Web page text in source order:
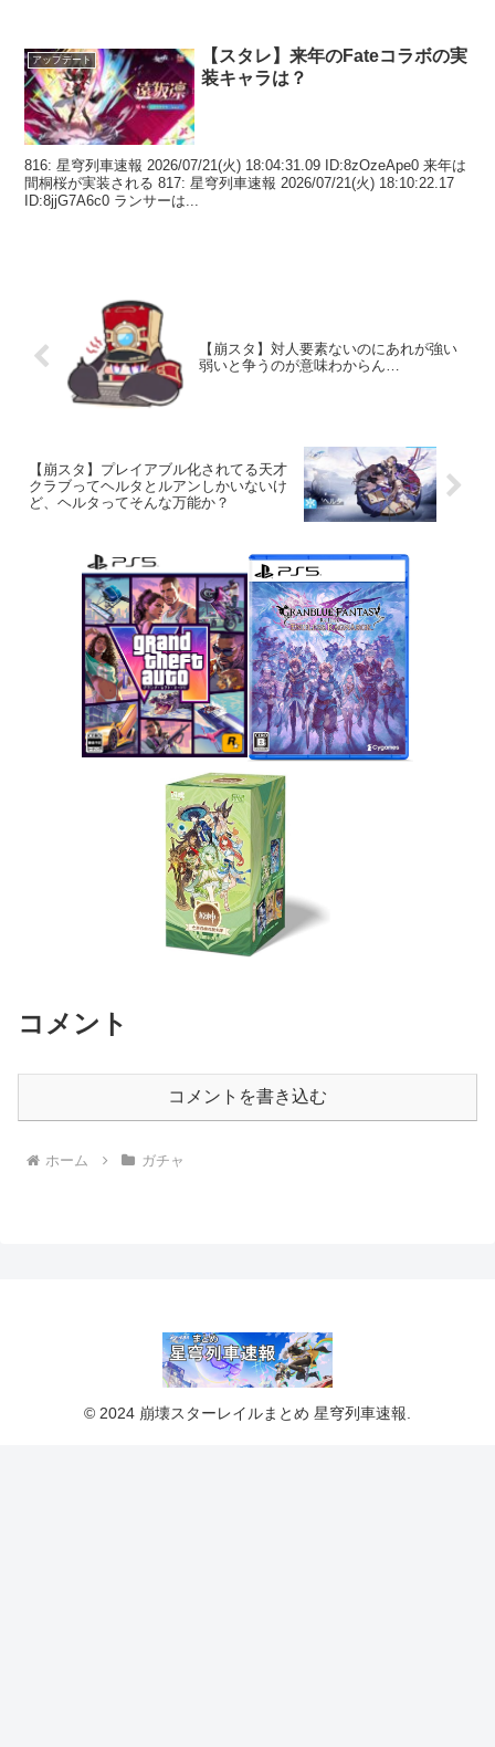
アップデート
【スタレ】来年のFateコラボの実
装キャラは？
816: 星穹列車速報 2026/07/21(火) 18:04:31.09 ID:8zOzeApe0 来年は
間桐桜が実装される 817: 星穹列車速報 2026/07/21(火) 18:10:22.17
ID:8jjG7A6c0 ランサーは...
【崩スタ】対人要素ないのにあれが強い
弱いと争うのが意味わからん…
【崩スタ】プレイアブル化されてる天才
クラブってヘルタとルアンしかいないけ
ど、ヘルタってそんな万能か？
コメント
コメントを書き込む
ホーム ガチャ
© 2024 崩壊スターレイルまとめ 星穹列車速報.